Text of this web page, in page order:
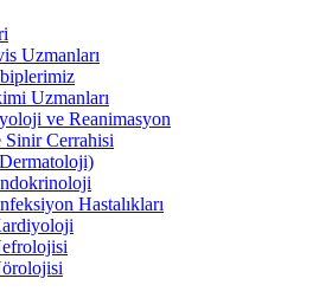
Uzmanları
Uzmanları
ve Reanimasyon
Cerrahisi
Hastalıkları